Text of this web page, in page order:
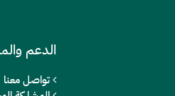
الدعم
تواصل معنا